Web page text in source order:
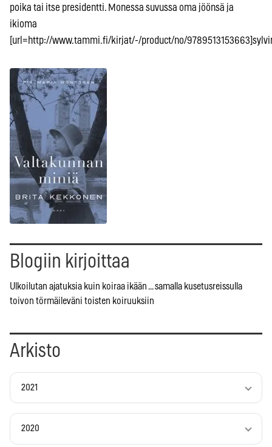
poika tai itse presidentti. Monessa suvussa oma jöönsä ja
ikioma
[url=http://www.tammi.fi/kirjat/-/product/no/
Blogiin kirjoittaa
Ulkoilutan ajatuksia kuin koiraa ikään ... samalla kusetusreissulla
toivon törmäileväni toisten koiruuksiin
Arkisto
2021
2020